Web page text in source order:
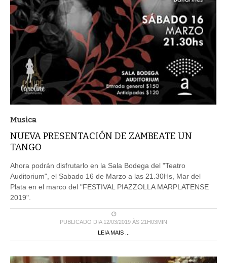
Musica
NUEVA PRESENTACIÓN DE ZAMBEATE UN
TANGO
Ahora podrán disfrutarlo en la Sala Bodega del "Teatro
Auditorium", el Sabado 16 de Marzo a las 21.30Hs, Mar del
Plata en el marco del "FESTIVAL PIAZZOLLA MARPLATENSE
2019".
PUBLICADO DIA 12/03/2019 ÀS 21H03MIN
LEIA MAIS ...